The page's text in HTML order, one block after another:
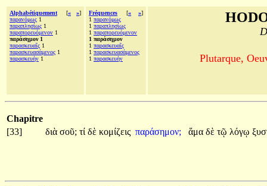
Alphabétiquement [« »]
παρανόμως 1
παραπλησίως 1
παραπορευόμενον 1
παράσημον 1
παρασκευαῖς 1
παρασκευασάμενος 1
παρασκευὴν 1
Fréquences [« »]
1 παρανόμως
1 παραπλησίως
1 παραπορευόμενον
1 παράσημον
1 παρασκευαῖς
1 παρασκευασάμενος
1 παρασκευὴν Plutarque,
Chapitre
[33]
διὰ σοῦ; τί δὲ κομίζεις παράσημον; ἅμα δὲ τῷ λόγῳ